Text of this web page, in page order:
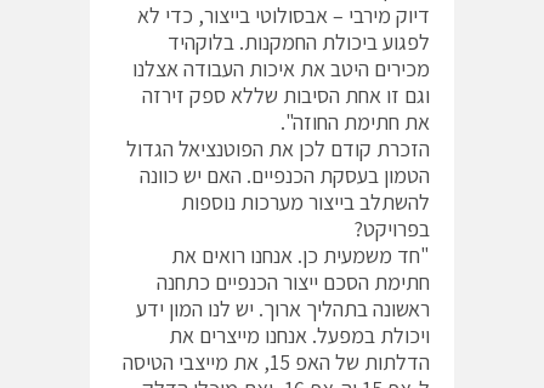
דיוק מירבי – אבסולוטי בייצור, כדי לא
לפגוע ביכולת החמקנות. בלוקהיד
מכירים היטב את איכות העבודה אצלנו
וגם זו אחת הסיבות שללא ספק זירזה
את חתימת החוזה".
הזכרת קודם לכן את הפוטנציאל הגדול
הטמון בעסקת הכנפיים. האם יש כוונה
להשתלב בייצור מערכות נוספות
בפרויקט?
"חד משמעית כן. אנחנו רואים את
חתימת הסכם ייצור הכנפיים כתחנה
ראשונה בתהליך ארוך. יש לנו המון ידע
ויכולת במפעל. אנחנו מייצרים את
הדלתות של האפ 15, את מייצבי הטיסה